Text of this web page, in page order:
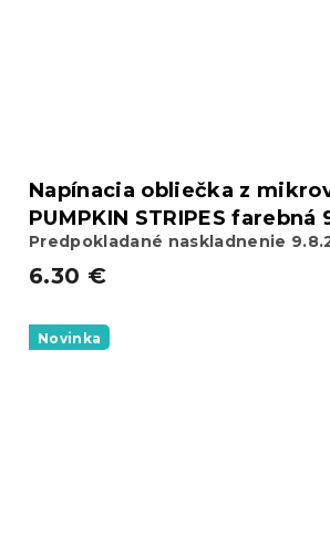
Napínacia obliečka z
PUMPKIN STRIPES
Predpokladané naskladnenie
6.30 €
Novinka